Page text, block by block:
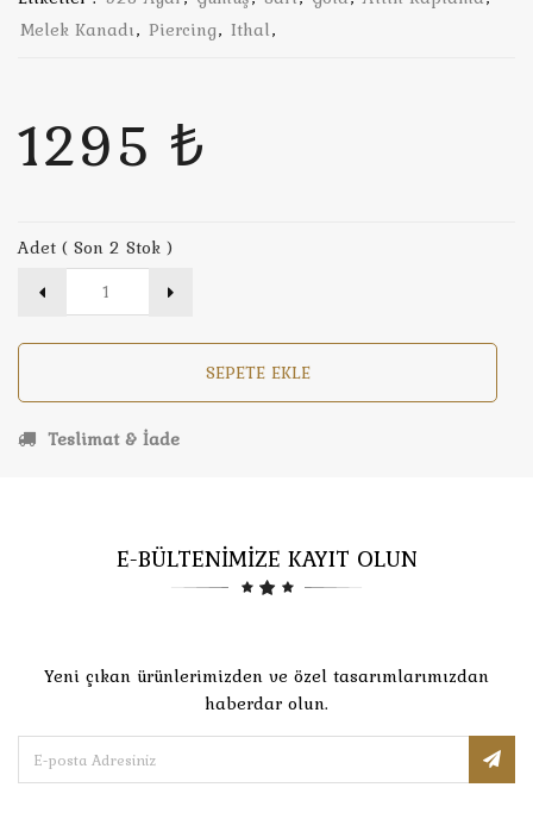
Melek Kanadı, Piercing, Ithal,
1295 ₺
Adet ( Son 2 Stok )
SEPETE EKLE
Teslimat & İade
E-BÜLTENİMİZE KAYIT OLUN
Yeni çıkan ürünlerimizden ve özel tasarımlarımızdan
haberdar olun.